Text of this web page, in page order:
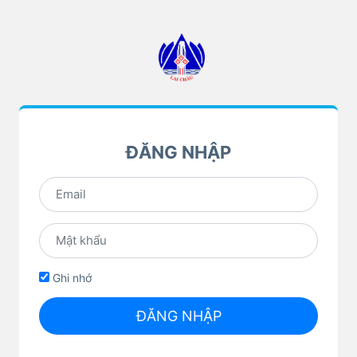
ĐĂNG NHẬP
Ghi nhớ
ĐĂNG NHẬP